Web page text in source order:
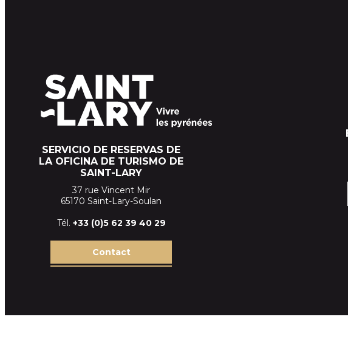
SERVICIO DE RESERVAS DE
LA OFICINA DE TURISMO DE
SAINT-LARY
37 rue Vincent Mir
65170 Saint-Lary-Soulan
Tél. +33 (0)5 62 39 40 29
Contact